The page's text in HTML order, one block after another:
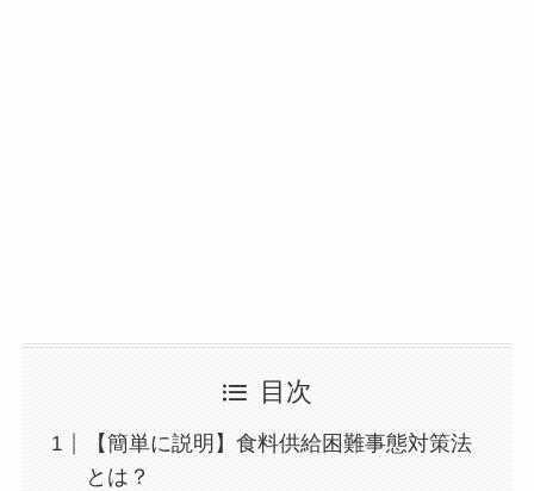
目次
【簡単に説明】食料供給困難事態対策法
とは？